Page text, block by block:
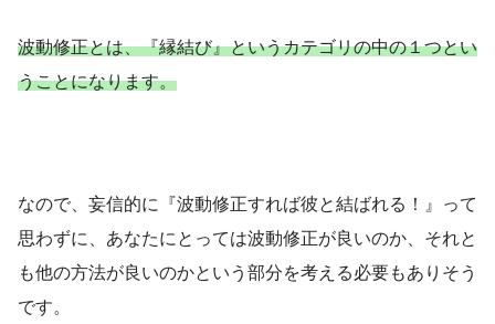
波動修正とは、『縁結び』というカテゴリの中の１つとい
うことになります。
なので、妄信的に『波動修正すれば彼と結ばれる！』って
思わずに、あなたにとっては波動修正が良いのか、それと
も他の方法が良いのかという部分を考える必要もありそう
です。